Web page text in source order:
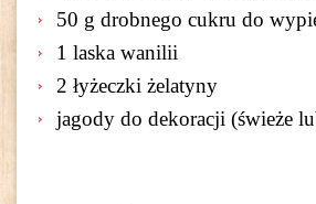
50 g drobnego cukru do
1 laska wanilii
2 łyżeczki żelatyny
jagody do dekoracji (świeże